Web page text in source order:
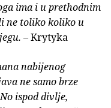
ima i u prethodnim
ne toliko koliko u
– Krytyka
nabijenog
ne samo brze
ispod divlje,